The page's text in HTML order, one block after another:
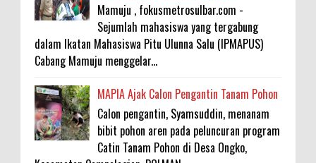
Mamuju , fokusmetrosulbar.com -
Sejumlah mahasiswa yang tergabung
dalam Ikatan Mahasiswa Pitu Ulunna Salu (IPMAPUS)
Cabang Mamuju menggelar...
MAPIA Ajak Calon Pengantin Tanam Pohon
Calon pengantin, Syamsuddin, menanam
bibit pohon aren pada peluncuran program
Catin Tanam Pohon di Desa Ongko,